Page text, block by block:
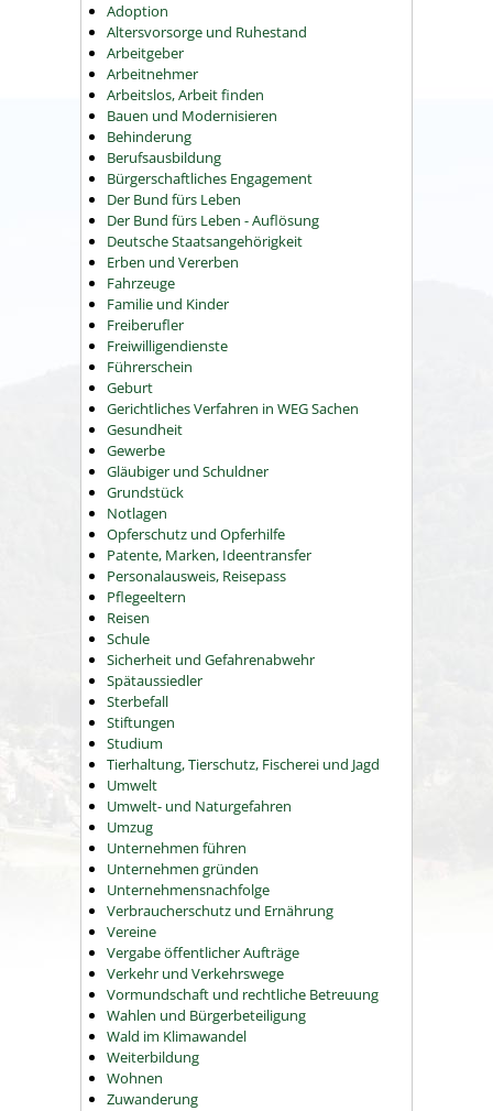
Adoption
Altersvorsorge und Ruhestand
Arbeitgeber
Arbeitnehmer
Arbeitslos, Arbeit finden
Bauen und Modernisieren
Behinderung
Berufsausbildung
Bürgerschaftliches Engagement
Der Bund fürs Leben
Der Bund fürs Leben - Auflösung
Deutsche Staatsangehörigkeit
Erben und Vererben
Fahrzeuge
Familie und Kinder
Freiberufler
Freiwilligendienste
Führerschein
Geburt
Gerichtliches Verfahren in WEG Sachen
Gesundheit
Gewerbe
Gläubiger und Schuldner
Grundstück
Notlagen
Opferschutz und Opferhilfe
Patente, Marken, Ideentransfer
Personalausweis, Reisepass
Pflegeeltern
Reisen
Schule
Sicherheit und Gefahrenabwehr
Spätaussiedler
Sterbefall
Stiftungen
Studium
Tierhaltung, Tierschutz, Fischerei und Jagd
Umwelt
Umwelt- und Naturgefahren
Umzug
Unternehmen führen
Unternehmen gründen
Unternehmensnachfolge
Verbraucherschutz und Ernährung
Vereine
Vergabe öffentlicher Aufträge
Verkehr und Verkehrswege
Vormundschaft und rechtliche Betreuung
Wahlen und Bürgerbeteiligung
Wald im Klimawandel
Weiterbildung
Wohnen
Zuwanderung